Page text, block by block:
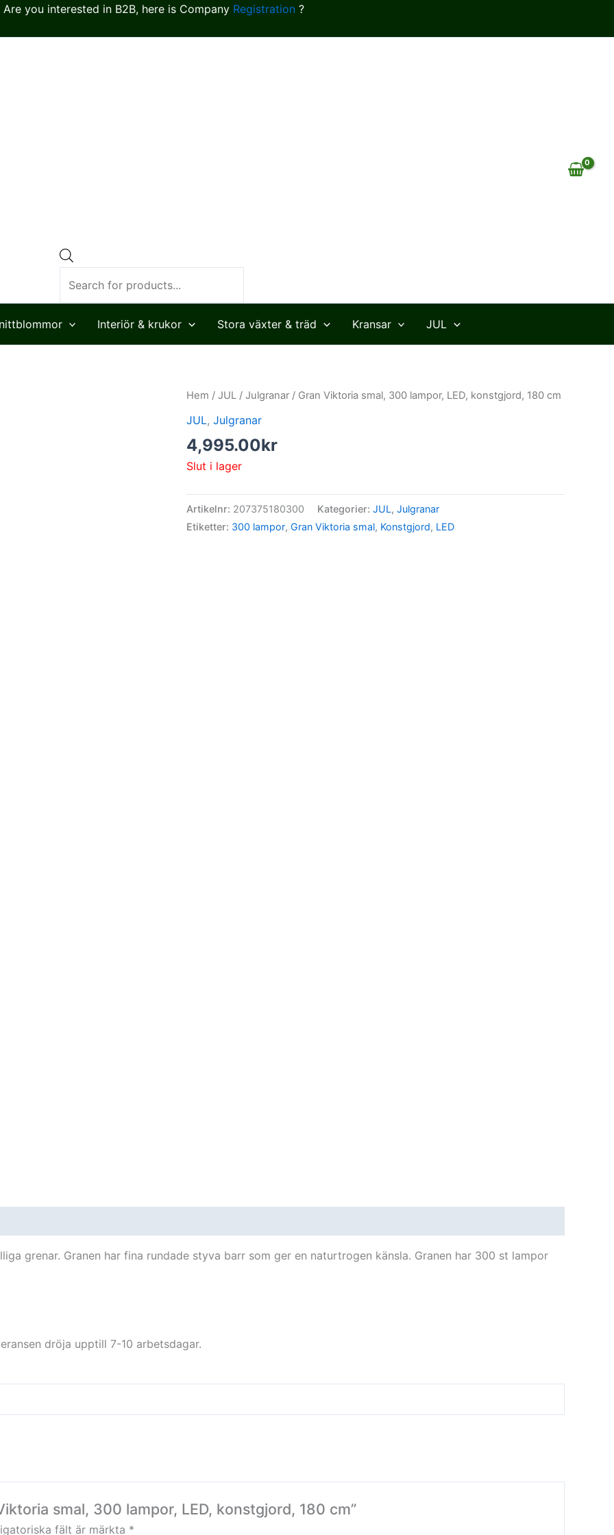
Are you interested in B2B, here is Company Registration?
Interiör & krukor Stora växter & träd Kransar JUL
Hem / JUL / Julgranar / Gran Viktoria smal, 300 lampor, LED, konstgjord, 180 cm
JUL, Julgranar
4,995.00kr
Slut i lager
Artikelnr: 207375180300 Kategorier: JUL, Julgranar
Etiketter: 300 lampor, Gran Viktoria smal, Konstgjord, LED
grenar. Granen har fina rundade styva barr som ger en naturtrogen känsla. Granen har 300 st lampor
dröja upptill 7-10 arbetsdagar.
smal, 300 lampor, LED, konstgjord, 180 cm”
fält är märkta *